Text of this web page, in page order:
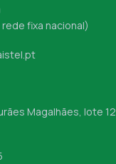
fixa nacional)
Magalhães, lote 12